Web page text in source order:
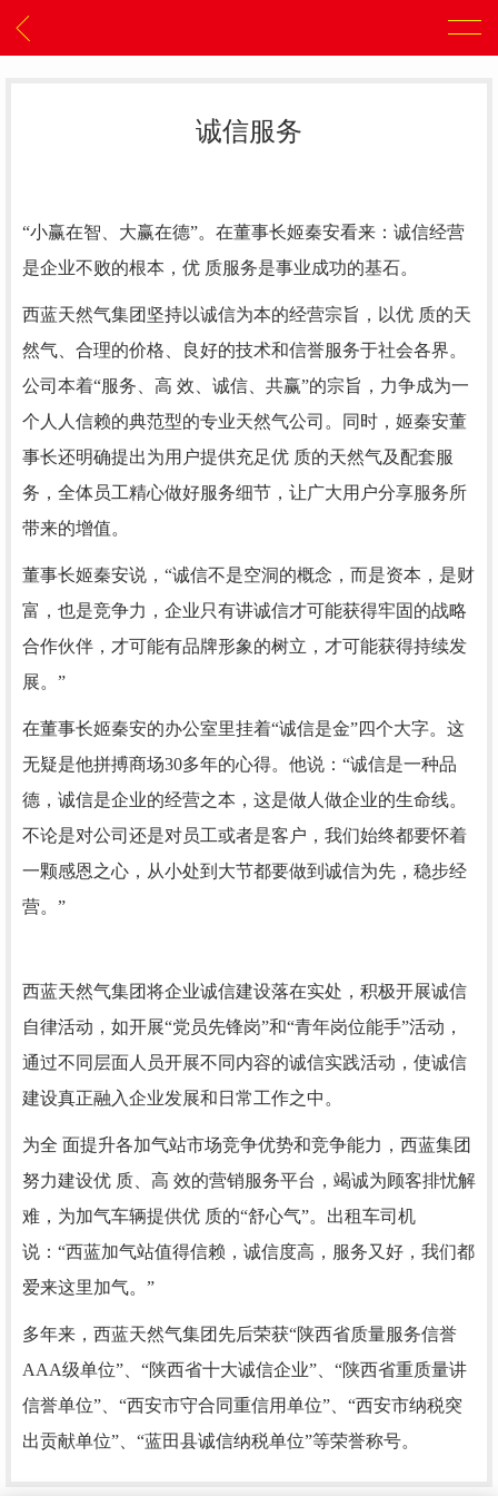
诚信服务
“小赢在智、大赢在德”。在董事长姬秦安看来：诚信经营
是企业不败的根本，优 质服务是事业成功的基石。
西蓝天然气集团坚持以诚信为本的经营宗旨，以优 质的天
然气、合理的价格、良好的技术和信誉服务于社会各界。
公司本着“服务、高 效、诚信、共赢”的宗旨，力争成为一
个人人信赖的典范型的专业天然气公司。同时，姬秦安董
事长还明确提出为用户提供充足优 质的天然气及配套服
务，全体员工精心做好服务细节，让广大用户分享服务所
带来的增值。
董事长姬秦安说，“诚信不是空洞的概念，而是资本，是财
富，也是竞争力，企业只有讲诚信才可能获得牢固的战略
合作伙伴，才可能有品牌形象的树立，才可能获得持续发
展。”
在董事长姬秦安的办公室里挂着“诚信是金”四个大字。这
无疑是他拼搏商场30多年的心得。他说：“诚信是一种品
德，诚信是企业的经营之本，这是做人做企业的生命线。
不论是对公司还是对员工或者是客户，我们始终都要怀着
一颗感恩之心，从小处到大节都要做到诚信为先，稳步经
营。”
西蓝天然气集团将企业诚信建设落在实处，积极开展诚信
自律活动，如开展“党员先锋岗”和“青年岗位能手”活动，
通过不同层面人员开展不同内容的诚信实践活动，使诚信
建设真正融入企业发展和日常工作之中。
为全 面提升各加气站市场竞争优势和竞争能力，西蓝集团
努力建设优 质、高 效的营销服务平台，竭诚为顾客排忧解
难，为加气车辆提供优 质的“舒心气”。出租车司机
说：“西蓝加气站值得信赖，诚信度高，服务又好，我们都
爱来这里加气。”
多年来，西蓝天然气集团先后荣获“陕西省质量服务信誉
AAA级单位”、“陕西省十大诚信企业”、“陕西省重质量讲
信誉单位”、“西安市守合同重信用单位”、“西安市纳税突
出贡献单位”、“蓝田县诚信纳税单位”等荣誉称号。